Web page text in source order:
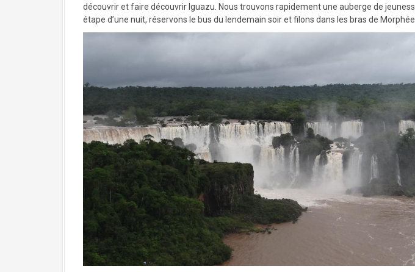
découvrir et faire découvrir Iguazu. Nous trouvons rapidement une auberge de
étape d’une nuit, réservons le bus du lendemain soir et filons dans les bras de Morphée.